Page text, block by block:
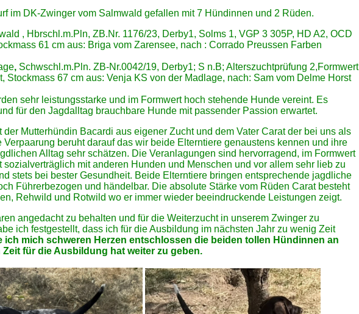
im DK-Zwinger vom Salmwald gefallen mit 7 Hündinnen und 2 Rüden.
, Hbrschl.m.Pln, ZB.Nr. 1176/23, Derby1, Solms 1, VGP 3 305P, HD A2, OCD
61 cm aus: Briga vom Zarensee, nach : Corrado Preussen Farben
, Schwschl.m.Pln. ZB-Nr.0042/19, Derby1; S n.B; Alterszuchtprüfung 2,Formwert
Stockmass 67 cm aus: Venja KS von der Madlage, nach: Sam vom Delme Horst
sehr leistungsstarke und im Formwert hoch stehende Hunde vereint. Es
für den Jagdalltag brauchbare Hunde mit passender Passion erwartet.
der Mutterhündin Bacardi aus eigener Zucht und dem Vater Carat der bei uns als
beruht darauf das wir beide Elterntiere genaustens kennen und ihre
Alltag sehr schätzen. Die Veranlagungen sind hervorragend, im Formwert
sozialverträglich mit anderen Hunden und Menschen und vor allem sehr lieb zu
stets bei bester Gesundheit. Beide Elterntiere bringen entsprechende jagdliche
Führerbezogen und händelbar. Die absolute Stärke vom Rüden Carat besteht
Rehwild und Rotwild wo er immer wieder beeindruckende Leistungen zeigt.
angedacht zu behalten und für die Weiterzucht in unserem Zwinger zu
ich festgestellt, dass ich für die Ausbildung im nächsten Jahr zu wenig Zeit
ich mich schweren Herzen entschlossen die beiden tollen Hündinnen an
für die Ausbildung hat weiter zu geben.